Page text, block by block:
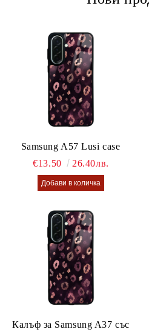
Samsung A57 Lusi case
€13.50
26.40лв.
Калъф за Samsung A37 със